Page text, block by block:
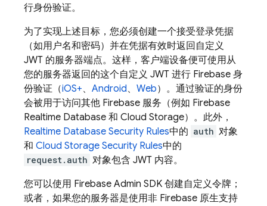
行身份验证。
为了实现上述目标，您必须创建一个接受登录凭据
（如用户名和密码）并在凭据有效时返回自定义
JWT 的服务器端点。这样，客户端设备便可使用从
您的服务器返回的这个自定义 JWT 进行 Firebase 身
份验证（iOS+、 Android、 Web）。通过验证的身份
会被用于访问其他 Firebase 服务（例如 Firebase
Realtime Database 和 Cloud Storage）。此外，
Realtime Database Security Rules中的 auth 对象
和 Cloud Storage Security Rules中的
request.auth 对象包含 JWT 内容。
您可以使用 Firebase Admin SDK 创建自定义令牌；
或者，如果您的服务器是使用非 Firebase 原生支持